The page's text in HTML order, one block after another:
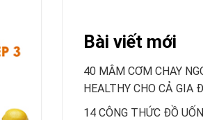
Bài viết mới
40 MÂM CƠM CHAY
HEALTHY CHO CẢ GIA
14 CÔNG THỨC ĐỒ